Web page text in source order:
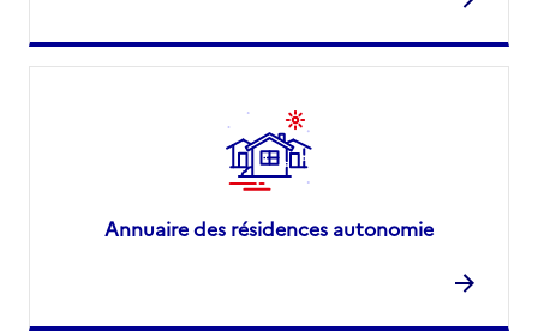
Annuaire des résidences autonomie